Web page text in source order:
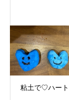
粘土で♡ハート